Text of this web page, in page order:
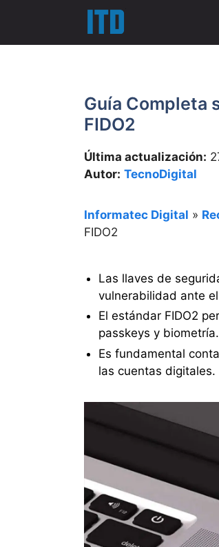
contenido
Guía Completa
FIDO2
Última actualización:
Autor: TecnoDigital
Informatec Digital »
FIDO2
Las llaves de
vulnerabilidad ante
El estándar FIDO2
passkeys y biometría.
Es fundamental
las cuentas digitales.